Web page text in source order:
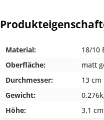
Material:
18/10
Oberfläche:
matt
Durchmesser:
13 cm
Gewicht:
Höhe:
3,1 cm